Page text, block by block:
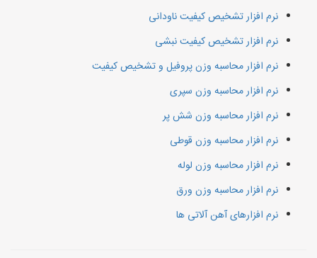
نرم افزار تشخیص کیفیت ناودانی
نرم افزار تشخیص کیفیت نبشی
نرم افزار محاسبه وزن پروفیل و تشخیص کیفیت
نرم افزار محاسبه وزن سپری
نرم افزار محاسبه وزن شش پر
نرم افزار محاسبه وزن قوطی
نرم افزار محاسبه وزن لوله
نرم افزار محاسبه وزن ورق
نرم افزارهای آهن آلاتی ها